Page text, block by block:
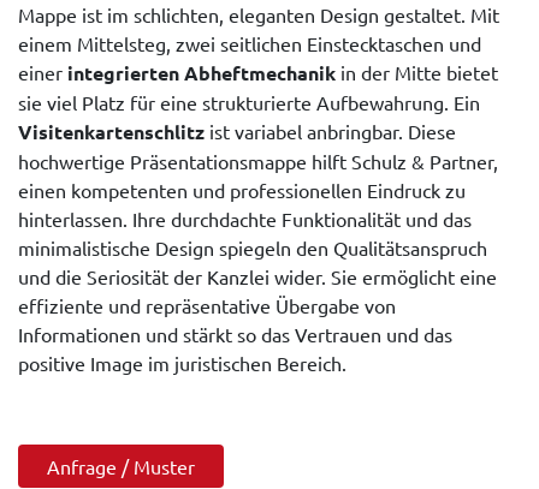
Mappe ist im schlichten, eleganten Design gestaltet. Mit
einem Mittelsteg, zwei seitlichen Einstecktaschen und
einer integrierten Abheftmechanik in der Mitte bietet
sie viel Platz für eine strukturierte Aufbewahrung. Ein
Visitenkartenschlitz ist variabel anbringbar. Diese
hochwertige Präsentationsmappe hilft Schulz & Partner,
einen kompetenten und professionellen Eindruck zu
hinterlassen. Ihre durchdachte Funktionalität und das
minimalistische Design spiegeln den Qualitätsanspruch
und die Seriosität der Kanzlei wider. Sie ermöglicht eine
effiziente und repräsentative Übergabe von
Informationen und stärkt so das Vertrauen und das
positive Image im juristischen Bereich.
Anfrage / Muster